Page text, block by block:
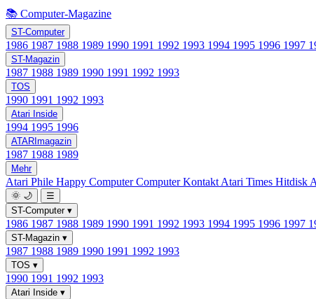
📚 Computer-Magazine
ST-Computer
1986 1987 1988 1989 1990 1991 1992 1993 1994 1995 1996 1997
ST-Magazin
1987 1988 1989 1990 1991 1992 1993
TOS
1990 1991 1992 1993
Atari Inside
1994 1995 1996
ATARImagazin
1987 1988 1989
Mehr
Atari Phile Happy ComputerComputer Kontakt Atari Times Hitdisk
🌞 🌙
☰
ST-Computer ▾
1986 1987 1988 1989 1990 1991 1992 1993 1994 1995 1996 1997
ST-Magazin ▾
1987 1988 1989 1990 1991 1992 1993
TOS ▾
1990 1991 1992 1993
Atari Inside ▾